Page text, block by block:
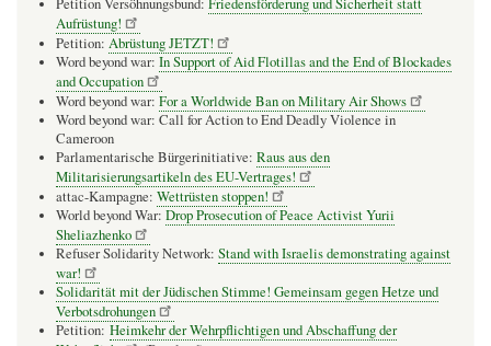
Petition Versöhnungsbund: Friedensförderung und Sicherheit statt
Aufrüstung!
Petition: Abrüstung JETZT!
Word beyond war: In Support of Aid Flotillas and the End of Blockades
and Occupation
Word beyond war: For a Worldwide Ban on Military Air Shows
Word beyond war: Call for Action to End Deadly Violence in
Cameroon
Parlamentarische Bürgerinitiative: Raus aus den
Militarisierungsartikeln des EU-Vertrages!
attac-Kampagne: Wettrüsten stoppen!
World beyond War: Drop Prosecution of Peace Activist Yurii
Sheliazhenko
Refuser Solidarity Network: Stand with Israelis demonstrating against
war!
Solidarität mit der Jüdischen Stimme! Gemeinsam gegen Hetze und
Verbotsdrohungen
Petition: Heimkehr der Wehrpflichtigen und Abschaffung der